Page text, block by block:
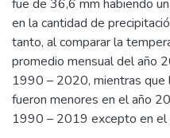
fue de 36,6 mm habiendo
en la cantidad de
tanto, al comparar la
promedio mensual del año
1990 – 2020, mientras que
fueron menores en el año
1990 – 2019 excepto en el